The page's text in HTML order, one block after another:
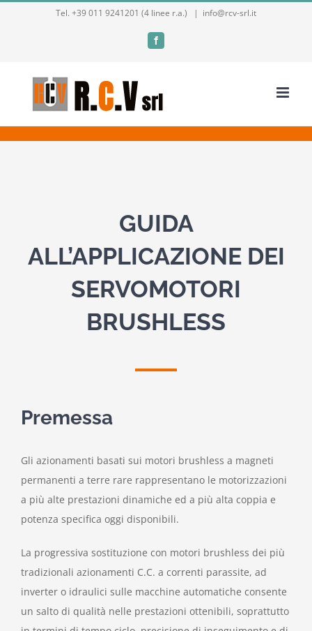
Tel. +39 011 9241201 (4 linee r.a.) | info@rcv-srl.it
Facebook
GUIDA
ALL’APPLICAZIONE DEI
SERVOMOTORI
BRUSHLESS
Premessa
Gli azionamenti basati sui motori brushless a magneti
permanenti a terre rare rappresentano le motorizzazioni
a più alte prestazioni dinamiche ed a più alta coppia e
potenza specifica oggi disponibili.
La progressiva sostituzione con motori brushless dei più
tradizionali azionamenti C.C. a correnti parassite, ad
inverter o idraulici sulle macchine automatiche consente
un salto di qualità nelle prestazioni ottenibili, soprattutto